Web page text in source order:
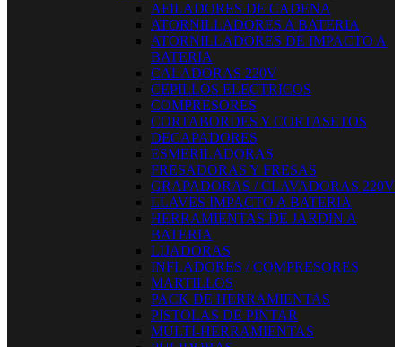
AFILADORES DE CADENA
ATORNILLADORES A BATERIA
ATORNILLADORES DE IMPACTO A
BATERIA
CALADORAS 220V
CEPILLOS ELECTRICOS
COMPRESORES
CORTABORDES Y CORTASETOS
DECAPADORES
ESMERILADORAS
FRESADORAS Y FRESAS
GRAPADORAS / CLAVADORAS 220V
LLAVES IMPACTO A BATERIA
HERRAMIENTAS DE JARDIN A
BATERIA
LIJADORAS
INFLADORES / COMPRESORES
MARTILLOS
PACK DE HERRAMIENTAS
PISTOLAS DE PINTAR
MULTI-HERRAMIENTAS